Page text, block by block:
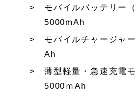
モバイルバッテリー
5000mAh
モバイルチャージャ
Ah
薄型軽量・急速充電
5000ｍAh